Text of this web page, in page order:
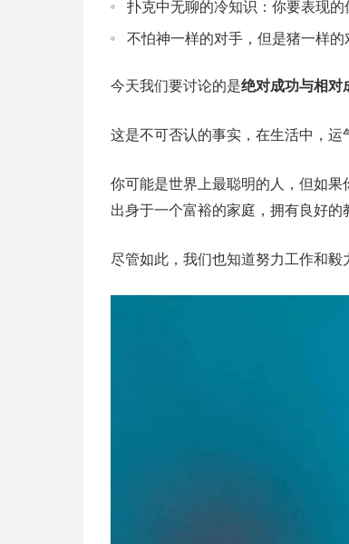
扑克中无聊的冷知识：你要表现的
不怕神一样的对手，但是猪一样的
今天我们要讨论的是绝对成功与相对
这是不可否认的事实，在生活中，运
你可能是世界上最聪明的人，但如
出身于一个富裕的家庭，拥有良好的
尽管如此，我们也知道努力工作和